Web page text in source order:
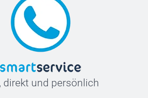
direkt und persönlich